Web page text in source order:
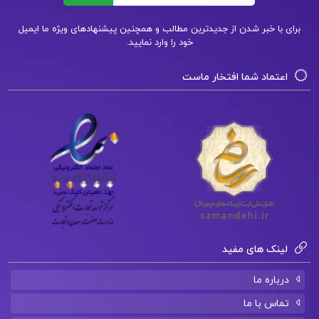
کتاب پیشنهادی📚
دانلود فایل PDF کتاب اندیشه های نو در
فلسفه جغرافیا دکتر حسین شکوئی جلد اول
دانلود فایل PDF کتاب دستور زبان فارسی
برای با خبر شدن از جدیدترین مطالب و همچنین پیشنهادهای ویژه ما ایمیل
خود را وارد نمایید.
اعتماد شما افتخار ماست
لینک های مفید
درباره ما
تماس با ما